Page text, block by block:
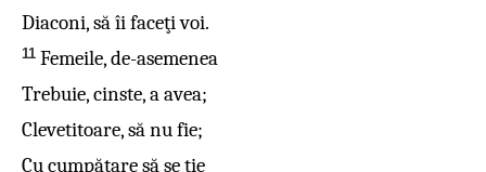
Diaconi, să îi faceţi voi.
11 Femeile, de-asemenea
Trebuie, cinste, a avea;
Clevetitoare, să nu fie;
Cu cumpătare să se ţie